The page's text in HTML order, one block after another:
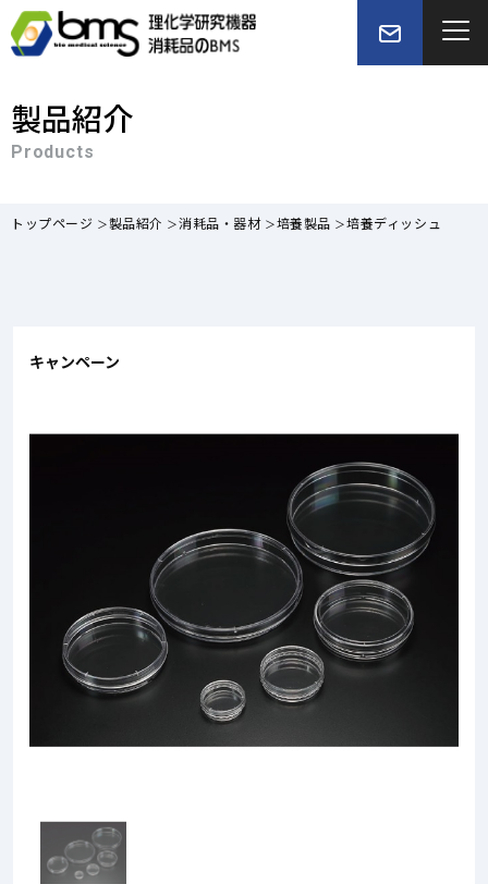
製品紹介
Products
トップページ 製品紹介 消耗品・器材 培養製品 培養ディッシュ
キャンペーン